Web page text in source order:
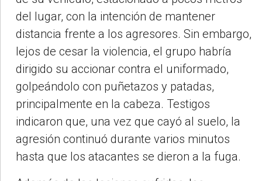
del lugar, con la intención de mantener
distancia frente a los agresores. Sin embargo,
lejos de cesar la violencia, el grupo habría
dirigido su accionar contra el uniformado,
golpeándolo con puñetazos y patadas,
principalmente en la cabeza. Testigos
indicaron que, una vez que cayó al suelo, la
agresión continuó durante varios minutos
hasta que los atacantes se dieron a la fuga.